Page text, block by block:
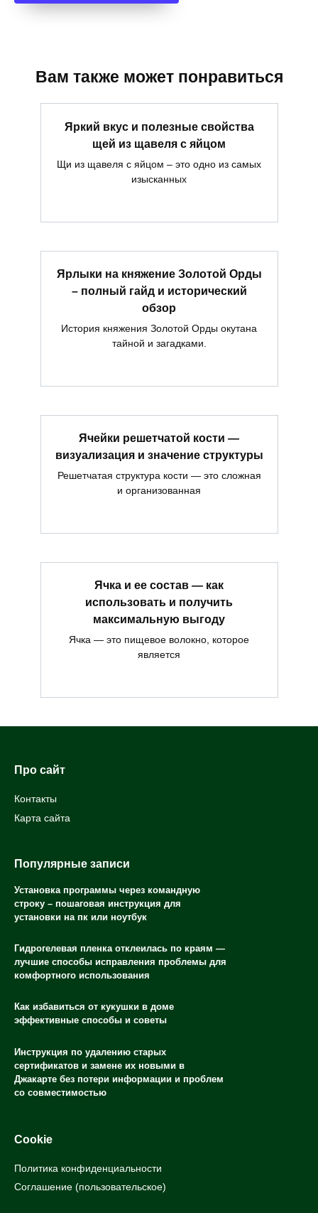
Вам также может понравиться
Яркий вкус и полезные свойства
щей из щавеля с яйцом
Щи из щавеля с яйцом – это одно из самых
изысканных
Ярлыки на княжение Золотой Орды
– полный гайд и исторический
обзор
История княжения Золотой Орды окутана
тайной и загадками.
Ячейки решетчатой кости —
визуализация и значение структуры
Решетчатая структура кости — это сложная
и организованная
Ячка и ее состав — как
использовать и получить
максимальную выгоду
Ячка — это пищевое волокно, которое
является
Про сайт
Контакты
Карта сайта
Популярные записи
Установка программы через командную
строку – пошаговая инструкция для
установки на пк или ноутбук
Гидрогелевая пленка отклеилась по краям —
лучшие способы исправления проблемы для
комфортного использования
Как избавиться от кукушки в доме
эффективные способы и советы
Инструкция по удалению старых
сертификатов и замене их новыми в
Джакарте без потери информации и проблем
со совместимостью
Cookie
Политика конфиденциальности
Соглашение (пользовательское)